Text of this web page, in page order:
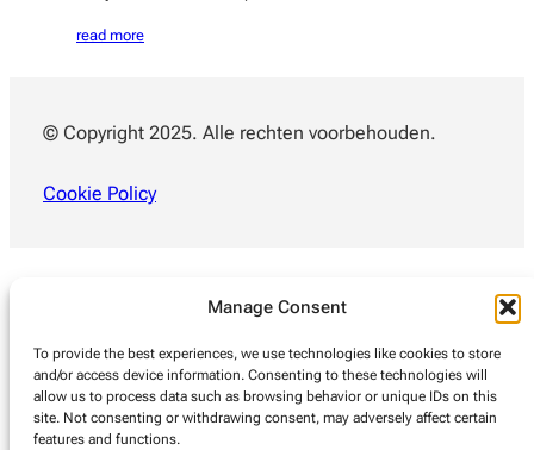
Manage Consent
To provide the best experiences, we use technologies like cookies to store
and/or access device information. Consenting to these technologies will
allow us to process data such as browsing behavior or unique IDs on this
site. Not consenting or withdrawing consent, may adversely affect certain
features and functions.
read more
© Copyright 2025. Alle rechten voorbehouden.
Cookie Policy